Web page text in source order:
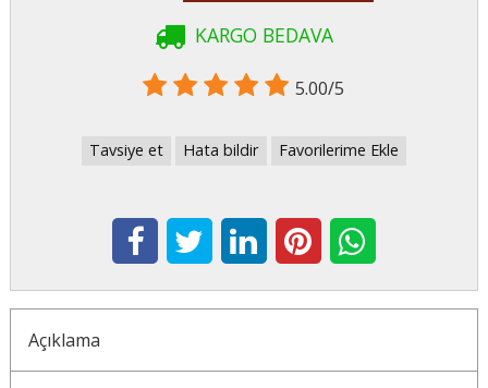
KARGO BEDAVA
5.00/5
Tavsiye et Hata bildir Favorilerime Ekle
Açıklama